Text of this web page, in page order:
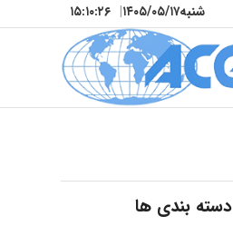
شنبه۱۴۰۵/۰۵/۱۷| ۱۵:۱۰:۲۸
دسته بندی ها